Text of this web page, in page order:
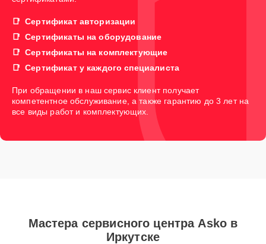
Сертификат авторизации
Сертификаты на оборудование
Сертификаты на комплектующие
Сертификат у каждого специалиста
При обращении в наш сервис клиент получает
компетентное обслуживание, а также гарантию до 3 лет на
все виды работ и комплектующих.
Мастера сервисного центра Asko в
Иркутске